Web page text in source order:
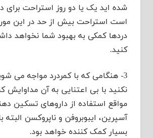
شده اید یک یا دو روز استراحت برای درمان
است استراحت بیش از حد در این مورد از کمر
دردها کمکی به بهبود شما نخواهد داشت.
3- هنگامی که با کمردرد مواجه می شوید
نکنید با بی اعتنایی به آن مداوایش کنید.
مواقع استفاده از داروهای تسکین دهنده
آسپرین، ایبوبروفن و ناپروکسن البته با نظر
بسیار کمک کننده خواهد بود.